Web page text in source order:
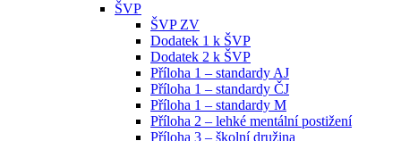
ŠVP
ŠVP ZV
Dodatek 1 k ŠVP
Dodatek 2 k ŠVP
Příloha 1 – standardy AJ
Příloha 1 – standardy ČJ
Příloha 1 – standardy M
Příloha 2 – lehké mentální postižení
Příloha 3 – školní družina